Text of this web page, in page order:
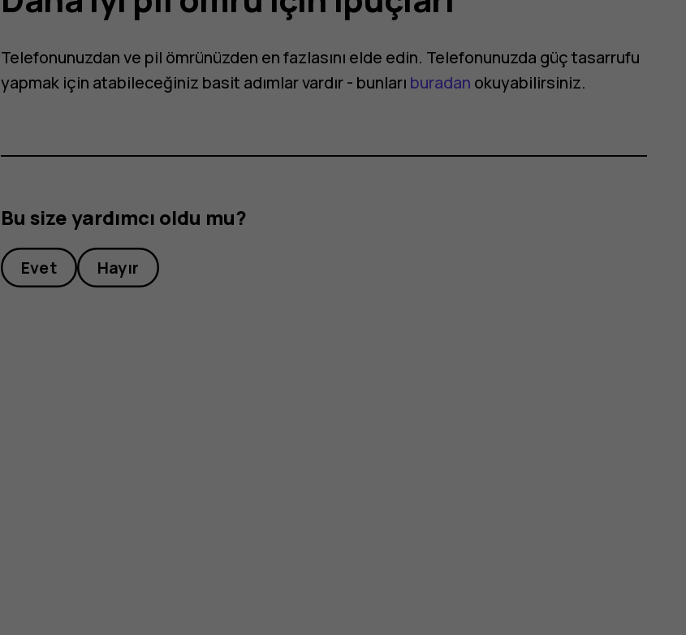
Telefonunuzdan ve pil ömrünüzden en fazlasını elde edin. Telefonunuzda güç tasarrufu
yapmak için atabileceğiniz basit adımlar vardır - bunları buradan okuyabilirsiniz.
Bu size yardımcı oldu mu?
Evet Hayır